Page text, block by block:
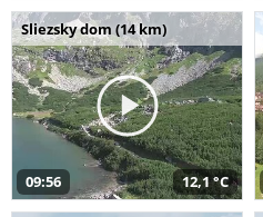
Sliezsky dom (14 km)
09:56 12,1 °C